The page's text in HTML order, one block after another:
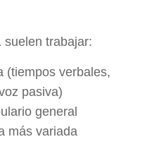
suelen trabajar:
(tiempos verbales,
pasiva)
general
más variada